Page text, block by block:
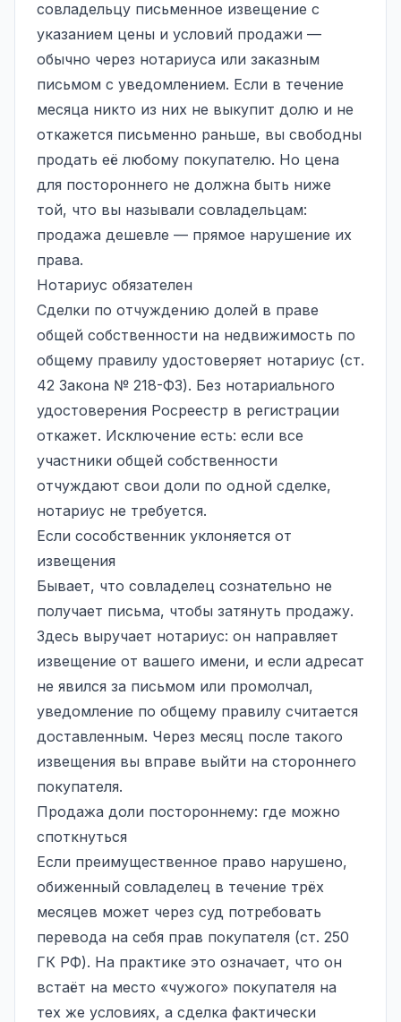
совладельцу письменное извещение с
указанием цены и условий продажи —
обычно через нотариуса или заказным
письмом с уведомлением. Если в течение
месяца никто из них не выкупит долю и не
откажется письменно раньше, вы свободны
продать её любому покупателю. Но цена
для постороннего не должна быть ниже
той, что вы называли совладельцам:
продажа дешевле — прямое нарушение их
права.
Нотариус обязателен
Сделки по отчуждению долей в праве
общей собственности на недвижимость по
общему правилу удостоверяет нотариус (ст.
42 Закона № 218-ФЗ). Без нотариального
удостоверения Росреестр в регистрации
откажет. Исключение есть: если все
участники общей собственности
отчуждают свои доли по одной сделке,
нотариус не требуется.
Если сособственник уклоняется от
извещения
Бывает, что совладелец сознательно не
получает письма, чтобы затянуть продажу.
Здесь выручает нотариус: он направляет
извещение от вашего имени, и если адресат
не явился за письмом или промолчал,
уведомление по общему правилу считается
доставленным. Через месяц после такого
извещения вы вправе выйти на стороннего
покупателя.
Продажа доли постороннему: где можно
споткнуться
Если преимущественное право нарушено,
обиженный совладелец в течение трёх
месяцев может через суд потребовать
перевода на себя прав покупателя (ст. 250
ГК РФ). На практике это означает, что он
встаёт на место «чужого» покупателя на
тех же условиях, а сделка фактически